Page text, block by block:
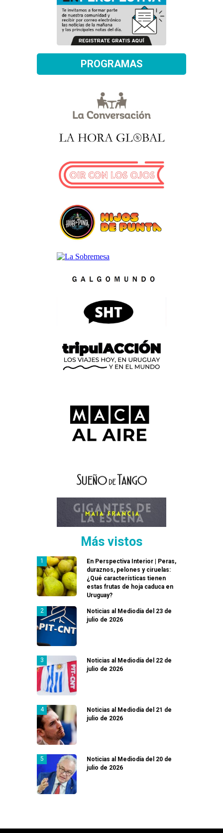
PROGRAMAS
Más vistos
En Perspectiva Interior | Peras,
duraznos, pelones y ciruelas:
¿Qué características tienen
estas frutas de hoja caduca en
Uruguay?
Noticias al Mediodía del 23 de
julio de 2026
Noticias al Mediodía del 22 de
julio de 2026
Noticias al Mediodía del 21 de
julio de 2026
Noticias al Mediodía del 20 de
julio de 2026